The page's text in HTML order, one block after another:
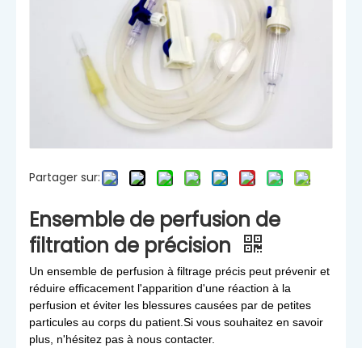
Partager sur:
Ensemble de perfusion de
filtration de précision
Un ensemble de perfusion à filtrage précis peut prévenir et
réduire efficacement l'apparition d'une réaction à la
perfusion et éviter les blessures causées par de petites
particules au corps du patient.Si vous souhaitez en savoir
plus, n'hésitez pas à nous contacter.